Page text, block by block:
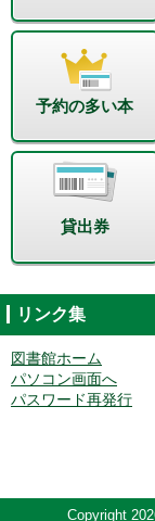
予約の多い本
貸出券
リンク集
図書館ホーム
パソコン画面へ
パスワード再発行
Copyright